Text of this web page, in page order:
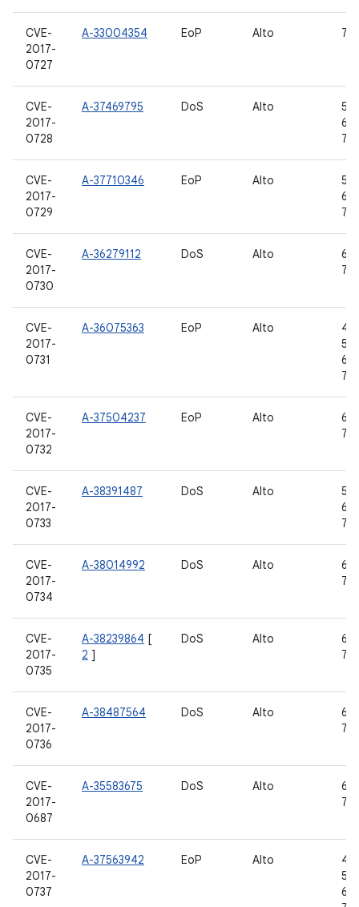
CVE-
2017-
0727
A-33004354 EoP Alto
CVE-
2017-
0728
A-37469795 DoS Alto
CVE-
2017-
0729
A-37710346 EoP Alto
CVE-
2017-
0730
A-36279112 DoS Alto
CVE-
2017-
0731
A-36075363 EoP Alto
CVE-
2017-
0732
A-37504237 EoP Alto
CVE-
2017-
0733
A-38391487 DoS Alto
CVE-
2017-
0734
A-38014992 DoS Alto
CVE-
2017-
0735
A-38239864 [
2 ]
DoS Alto
CVE-
2017-
0736
A-38487564 DoS Alto
CVE-
2017-
0687
A-35583675 DoS Alto
CVE-
2017-
0737
A-37563942 EoP Alto